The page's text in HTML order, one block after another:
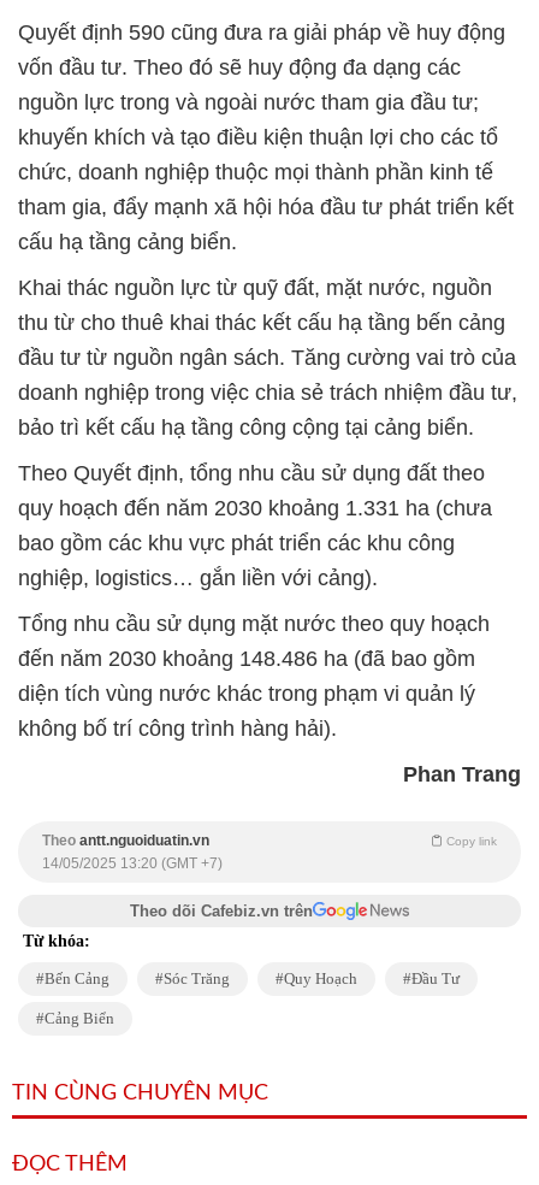
Quyết định 590 cũng đưa ra giải pháp về huy động
vốn đầu tư. Theo đó sẽ huy động đa dạng các
nguồn lực trong và ngoài nước tham gia đầu tư;
khuyến khích và tạo điều kiện thuận lợi cho các tổ
chức, doanh nghiệp thuộc mọi thành phần kinh tế
tham gia, đẩy mạnh xã hội hóa đầu tư phát triển kết
cấu hạ tầng cảng biển.
Khai thác nguồn lực từ quỹ đất, mặt nước, nguồn
thu từ cho thuê khai thác kết cấu hạ tầng bến cảng
đầu tư từ nguồn ngân sách. Tăng cường vai trò của
doanh nghiệp trong việc chia sẻ trách nhiệm đầu tư,
bảo trì kết cấu hạ tầng công cộng tại cảng biển.
Theo Quyết định, tổng nhu cầu sử dụng đất theo
quy hoạch đến năm 2030 khoảng 1.331 ha (chưa
bao gồm các khu vực phát triển các khu công
nghiệp, logistics… gắn liền với cảng).
Tổng nhu cầu sử dụng mặt nước theo quy hoạch
đến năm 2030 khoảng 148.486 ha (đã bao gồm
diện tích vùng nước khác trong phạm vi quản lý
không bố trí công trình hàng hải).
Phan Trang
Theo antt.nguoiduatin.vn Copy link
14/05/2025 13:20 (GMT +7)
Theo dõi Cafebiz.vn trên
Từ khóa:
Bến Cảng Sóc Trăng Quy Hoạch Đầu Tư
Cảng Biển
TIN CÙNG CHUYÊN MỤC
ĐỌC THÊM